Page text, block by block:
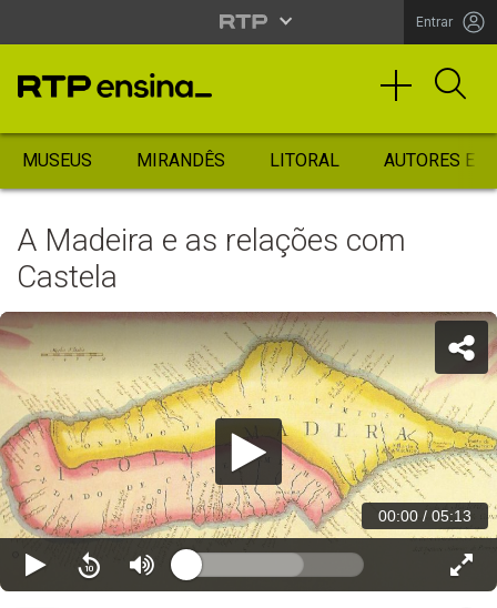
Entrar
MUSEUS MIRANDÊS LITORAL AUTORES
A Madeira e as relações com
Castela
00:00 / 05:13